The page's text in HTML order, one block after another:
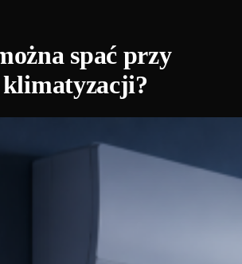
spać przy
klimatyzacji?